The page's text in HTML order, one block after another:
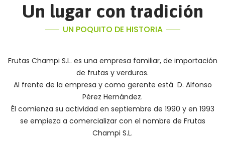
Un lugar con tradición
UN POQUITO DE HISTORIA
Frutas Champi S.L. es una empresa familiar, de importación
de frutas y verduras.
Al frente de la empresa y como gerente está D. Alfonso
Pérez Hernández.
Él comienza su actividad en septiembre de 1990 y en 1993
se empieza a comercializar con el nombre de Frutas
Champi S.L.